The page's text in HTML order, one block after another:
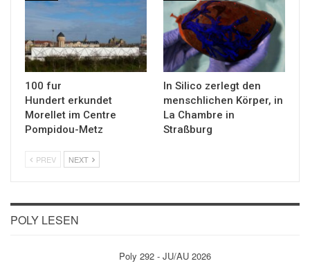
100 fur
Hundert erkundet
Morellet im Centre
Pompidou-Metz
In Silico zerlegt den
menschlichen Körper, in
La Chambre in
Straßburg
PREV NEXT
POLY LESEN
Poly 292 - JU/AU 2026